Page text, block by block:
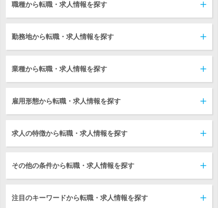
職種から転職・求人情報を探す
勤務地から転職・求人情報を探す
業種から転職・求人情報を探す
雇用形態から転職・求人情報を探す
求人の特徴から転職・求人情報を探す
その他の条件から転職・求人情報を探す
注目のキーワードから転職・求人情報を探す